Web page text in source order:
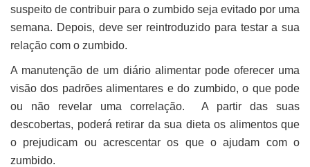
suspeito de contribuir para o zumbido seja evitado por uma
semana. Depois, deve ser reintroduzido para testar a sua
relação com o zumbido.
A manutenção de um diário alimentar pode oferecer uma
visão dos padrões alimentares e do zumbido, o que pode
ou não revelar uma correlação. A partir das suas
descobertas, poderá retirar da sua dieta os alimentos que
o prejudicam ou acrescentar os que o ajudam com o
zumbido.